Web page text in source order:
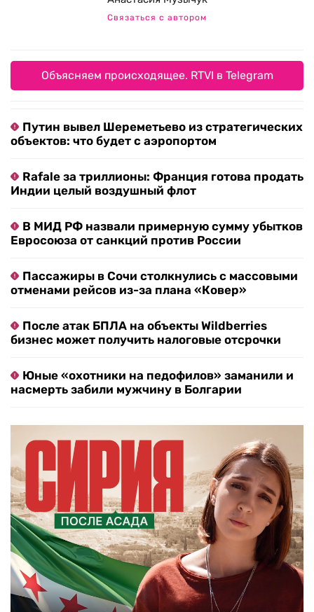
Связаться с автором
Объясняем происходящее. RTVI в Telegram
Путин вывел Шереметьево из стратегических
объектов: что будет с аэропортом
Rafale за триллионы: Франция готова продать
Индии целый воздушный флот
В МИД РФ назвали примерную сумму убытков
Евросоюза от санкций против России
Пассажиры в Сочи столкнулись с массовыми
отменами рейсов из-за плана «Ковер»
После атак БПЛА на объекты Wildberries
бизнес может получить налоговые отсрочки
Юные «охотники на педофилов» заманили и
насмерть забили мужчину в Болгарии